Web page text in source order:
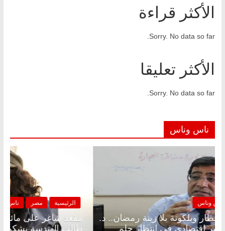
الأكثر قراءة
Sorry. No data so far.
الأكثر تعليقا
Sorry. No data so far.
ناس وناس
طالب
الرئيسية مصر ناس وناس
مقعد شاغر على الإفطار وبلكونة بلا زينة رمضان.. د.
عبدالخالق فاروق خبير اقتصادي في انتظار حلم